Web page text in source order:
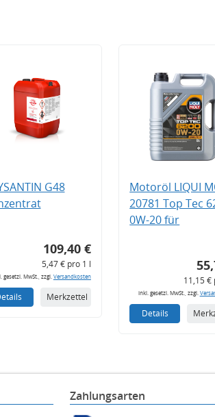
G48
109,40 €
5,47 € pro 1 l
gesetzl. MwSt., zzgl. Versandkosten
Merkzettel
Motoröl LIQUI
20781 Top Tec
0W-20 für
11,15 €
inkl. gesetzl. MwSt., zzgl.
Details
Zahlungsarten